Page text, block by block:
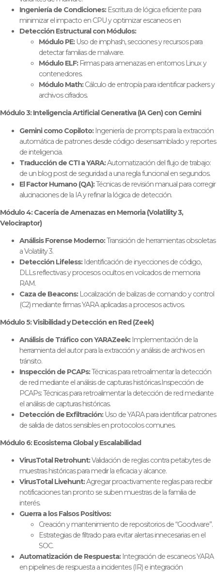
Ingeniería de Condiciones: Escritura de lógica eficiente para
minimizar el impacto en CPU y optimizar escaneos en
Detección Estructural con Módulos:
Módulo PE: Uso de imphash, secciones y recursos para
detectar familias de malware.
Módulo ELF:Firmas para amenazas en entornos Linux y
contenedores.
Módulo Math:Cálculo de entropía para identificar packers y
archivos cifrados.
Módulo 3: Inteligencia Artificial Generativa (IA Gen) con Gemini
Gemini como Copiloto:Ingeniería de prompts para la extracción
automática de patrones desde código desensamblado y reportes
de inteligencia.
Traducción de CTI a YARA:Automatización del flujo de trabajo:
de un blog post de seguridad a una regla funcional en segundos.
El Factor Humano (QA):Técnicas de revisión manual para corregir
alucinaciones de la IA y refinar la lógica de detección.
Módulo 4: Cacería de Amenazas en Memoria (Volatility 3,
Velociraptor)
Análisis Forense Moderno:Transición de herramientas obsoletas
a Volatility 3.
Detección Lifeless:Identificación de inyecciones de código,
DLLs reflectivas y procesos ocultos en volcados de memoria
RAM.
Caza de Beacons: Localización de balizas de comando y control
(C2) mediante firmas YARA aplicadas a procesos activos.
Módulo 5: Visibilidad y Detección en Red (Zeek)
Análisis de Tráfico con YARAZeek:Implementación de la
herramienta del autor para la extracción y análisis de archivos en
tránsito.
Inspección de PCAPs:Técnicas para retroalimentar la detección
de red mediante el análisis de capturas históricas.Inspección de
PCAPs: Técnicas para retroalimentar la detección de red mediante
el análisis de capturas históricas.
Detección de Exfiltración:Uso de YARA para identificar patrones
de salida de datos sensibles en protocolos comunes.
Módulo 6: Ecosistema Global y Escalabilidad
VirusTotal Retrohunt:Validación de reglas contra petabytes de
muestras históricas para medir la eficacia y alcance.
VirusTotal Livehunt:Agregar proactivamente reglas para recibir
notificaciones tan pronto se suben muestras de la familia de
interés.
Guerra a los Falsos Positivos:
Creación y mantenimiento de repositorios de “Goodware”.
Estrategias de filtrado para evitar alertas innecesarias en el
SOC.
Automatización de Respuesta:Integración de escaneos YARA
en pipelines de respuesta a incidentes (IR) e integración